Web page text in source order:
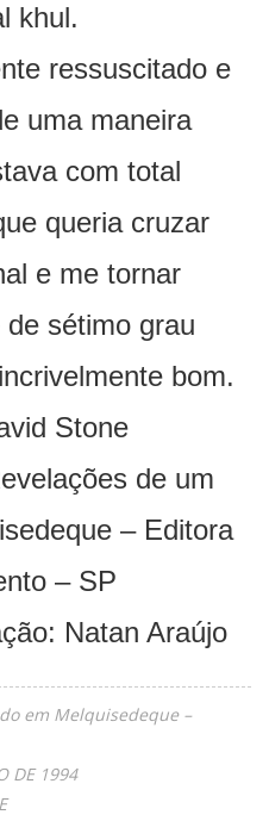
khul.
ressuscitado e
uma maneira
com total
queria cruzar
e me tornar
sétimo grau
bom.
Stone
de um
– Editora
– SP
Natan Araújo
em Melquisedeque –
DE 1994